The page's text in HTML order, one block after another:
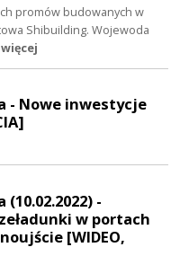
promów budowanych w
Shibuilding. Wojewoda
- Nowe inwestycje
-
w portach
[WIDEO,